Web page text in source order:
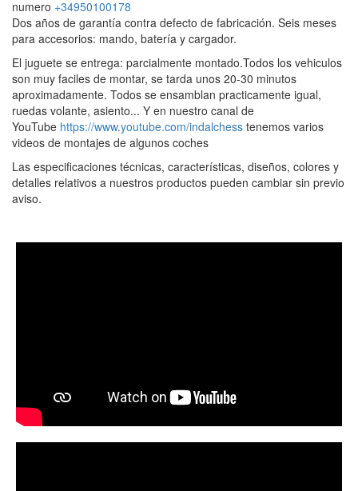
numero +34950100178
Dos años de garantía contra defecto de fabricación. Seis meses
para accesorios: mando, batería y cargador.
El juguete se entrega: parcialmente montado.Todos los vehiculos
son muy faciles de montar, se tarda unos 20-30 minutos
aproximadamente. Todos se ensamblan practicamente igual,
ruedas volante, asiento... Y en nuestro canal de
YouTube https://www.youtube.com/indalchess tenemos varios
videos de montajes de algunos coches
Las especificaciones técnicas, características, diseños, colores y
detalles relativos a nuestros productos pueden cambiar sin previo
aviso.